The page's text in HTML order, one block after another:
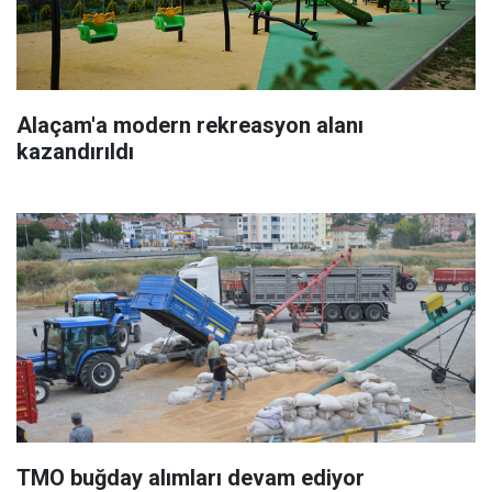
Alaçam'a modern rekreasyon alanı
kazandırıldı
TMO buğday alımları devam ediyor